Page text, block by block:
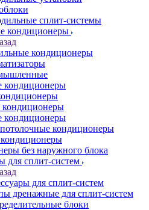
сплит-системы
кондиционеры
кондиционеры
кондиционеры
кондиционеры
кондиционеры
кондиционеры
без наружного блока
для сплит-систем
для сплит-систем
дренажные для сплит-систем
блоки